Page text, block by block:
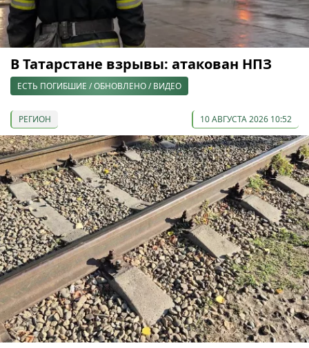
В Татарстане взрывы: атакован НПЗ
ЕСТЬ ПОГИБШИЕ / ОБНОВЛЕНО / ВИДЕО
РЕГИОН 10 АВГУСТА 2026 10:52